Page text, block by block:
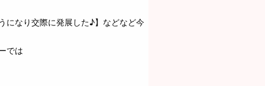
になり交際に発展した♪】などなど今
では